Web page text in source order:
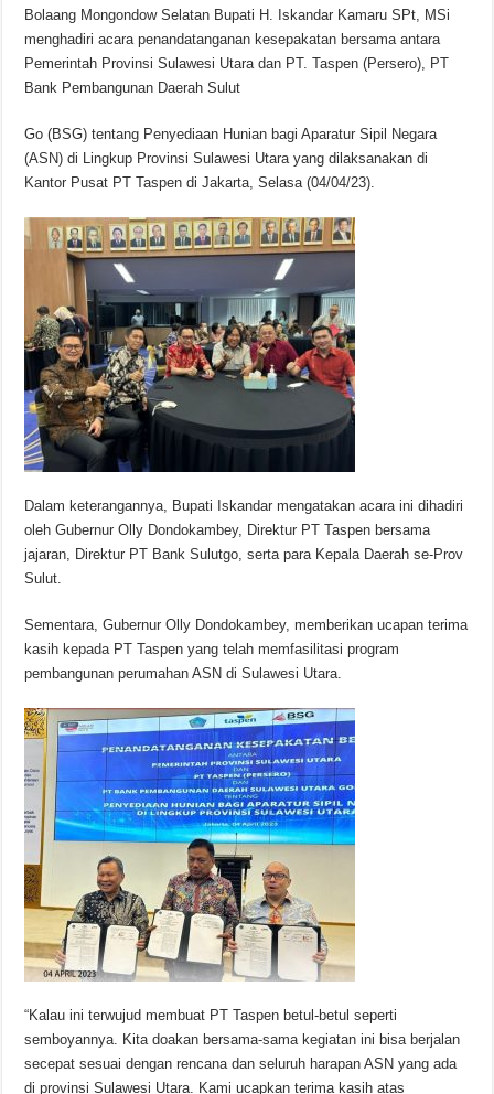
Bolaang Mongondow Selatan Bupati H. Iskandar Kamaru SPt, MSi
menghadiri acara penandatanganan kesepakatan bersama antara
Pemerintah Provinsi Sulawesi Utara dan PT. Taspen (Persero), PT
Bank Pembangunan Daerah Sulut
Go (BSG) tentang Penyediaan Hunian bagi Aparatur Sipil Negara
(ASN) di Lingkup Provinsi Sulawesi Utara yang dilaksanakan di
Kantor Pusat PT Taspen di Jakarta, Selasa (04/04/23).
Dalam keterangannya, Bupati Iskandar mengatakan acara ini dihadiri
oleh Gubernur Olly Dondokambey, Direktur PT Taspen bersama
jajaran, Direktur PT Bank Sulutgo, serta para Kepala Daerah se-Prov
Sulut.
Sementara, Gubernur Olly Dondokambey, memberikan ucapan terima
kasih kepada PT Taspen yang telah memfasilitasi program
pembangunan perumahan ASN di Sulawesi Utara.
“Kalau ini terwujud membuat PT Taspen betul-betul seperti
semboyannya. Kita doakan bersama-sama kegiatan ini bisa berjalan
secepat sesuai dengan rencana dan seluruh harapan ASN yang ada
di provinsi Sulawesi Utara. Kami ucapkan terima kasih atas